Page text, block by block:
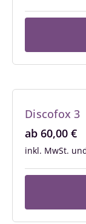
Discofox 3
ab 60,00 €
inkl. MwSt.